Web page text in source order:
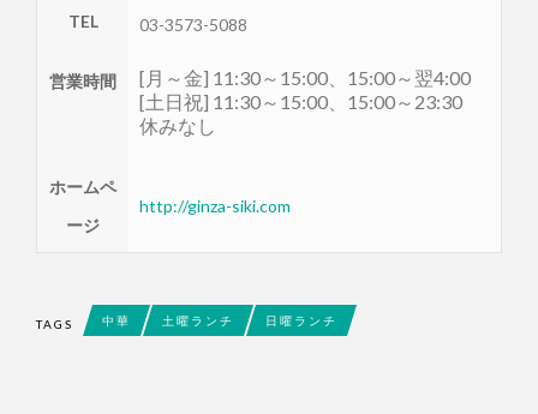
TEL 03-3573-5088
営業時間
[月～金] 11:30～15:00、15:00～翌4:00
[土日祝] 11:30～15:00、15:00～23:30
休みなし
ホームペ
ージ
http://ginza-siki.com
TAGS 中華 土曜ランチ 日曜ランチ